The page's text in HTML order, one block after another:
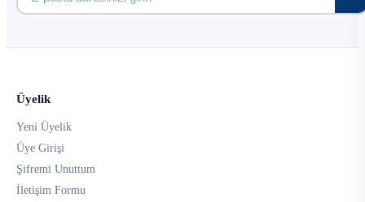
Üyelik
Yeni Üyelik
Üye Girişi
Şifremi Unuttum
İletişim Formu